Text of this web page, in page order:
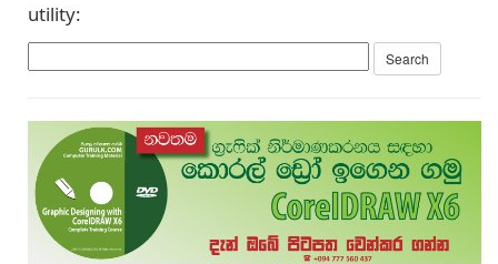
utility: